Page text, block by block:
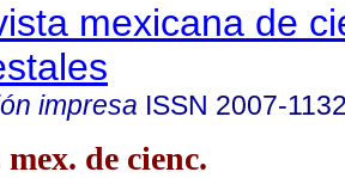
mexicana de
impresa ISSN 2007-
mex. de cienc.